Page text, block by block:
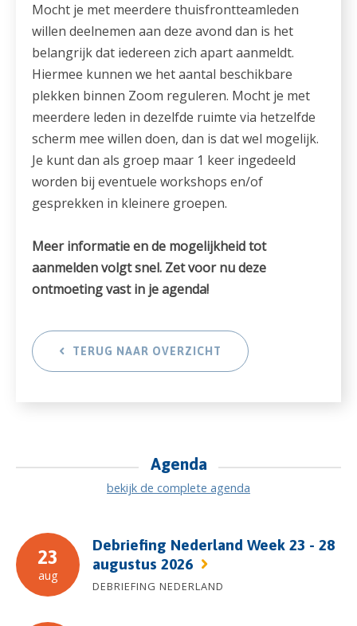
Mocht je met meerdere thuisfrontteamleden
willen deelnemen aan deze avond dan is het
belangrijk dat iedereen zich apart aanmeldt.
Hiermee kunnen we het aantal beschikbare
plekken binnen Zoom reguleren. Mocht je met
meerdere leden in dezelfde ruimte via hetzelfde
scherm mee willen doen, dan is dat wel mogelijk.
Je kunt dan als groep maar 1 keer ingedeeld
worden bij eventuele workshops en/of
gesprekken in kleinere groepen.
Meer informatie en de mogelijkheid tot
aanmelden volgt snel. Zet voor nu deze
ontmoeting vast in je agenda!
TERUG NAAR OVERZICHT
Agenda
bekijk de complete agenda
23
aug
Debriefing Nederland Week 23 - 28
augustus 2026
DEBRIEFING NEDERLAND